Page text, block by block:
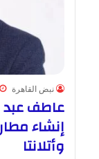
نبض القاهرة
عاطف
إنشاء
وأتلانتا